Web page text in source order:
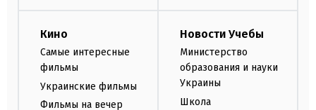
Кино
Самые интересные
фильмы
Украинские фильмы
Фильмы на вечер
Новости Учебы
Министерство
образования и науки
Украины
Школа